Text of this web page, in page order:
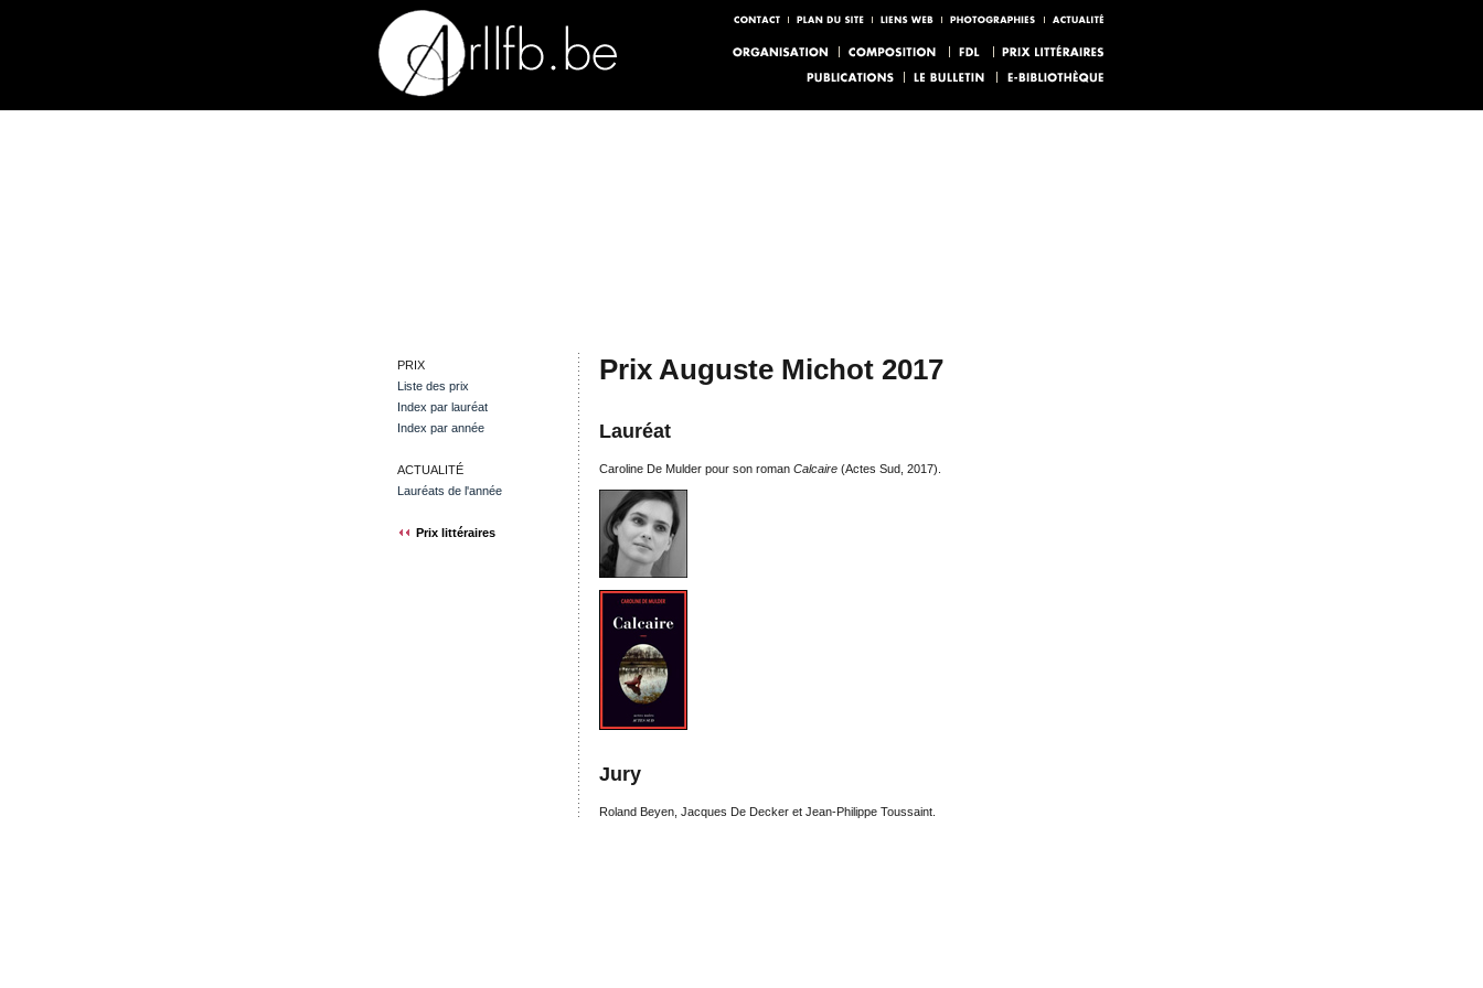
PRIX
Liste des prix
Index par lauréat
Index par année
ACTUALITÉ
Lauréats de l'année
Prix littéraires
Prix Auguste Michot 2017
Lauréat
Caroline De Mulder pour son roman Calcaire (Actes Sud, 2017).
Jury
Roland Beyen, Jacques De Decker et Jean-Philippe Toussaint.